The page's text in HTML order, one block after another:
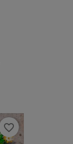
favorite_border